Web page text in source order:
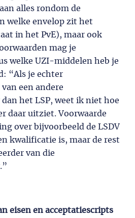
alles rondom de
welke envelop zit het
in het PvE), maar ook
mag je
welke UZI-middelen heb je
“Als je echter
een andere
het LSP, weet ik niet hoe
daar uitziet. Voorwaarde
over bijvoorbeeld de LSDV
kwalificatie is, maar de rest
van die
eisen en acceptatiescripts